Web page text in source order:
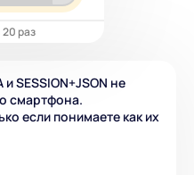
раз
SESSION+JSON не
смартфона.
если понимаете как их